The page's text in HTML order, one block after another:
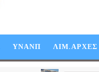
ΥΝΑΝΠ ΛΙΜ.ΑΡΧΕΣ